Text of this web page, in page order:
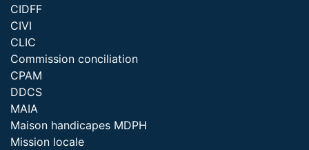
CIDFF
CIVI
CLIC
Commission conciliation
CPAM
DDCS
MAIA
Maison handicapes MDPH
Mission locale